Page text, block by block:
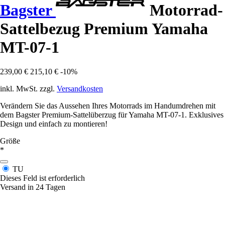
Bagster
Motorrad-
Sattelbezug Premium Yamaha
MT-07-1
239,00 € 215,10 € -10%
inkl. MwSt. zzgl. Versandkosten
Verändern Sie das Aussehen Ihres Motorrads im Handumdrehen mit
dem Bagster Premium-Sattelüberzug für Yamaha MT-07-1. Exklusives
Design und einfach zu montieren!
Größe
*
TU
Dieses Feld ist erforderlich
Versand in 24 Tagen